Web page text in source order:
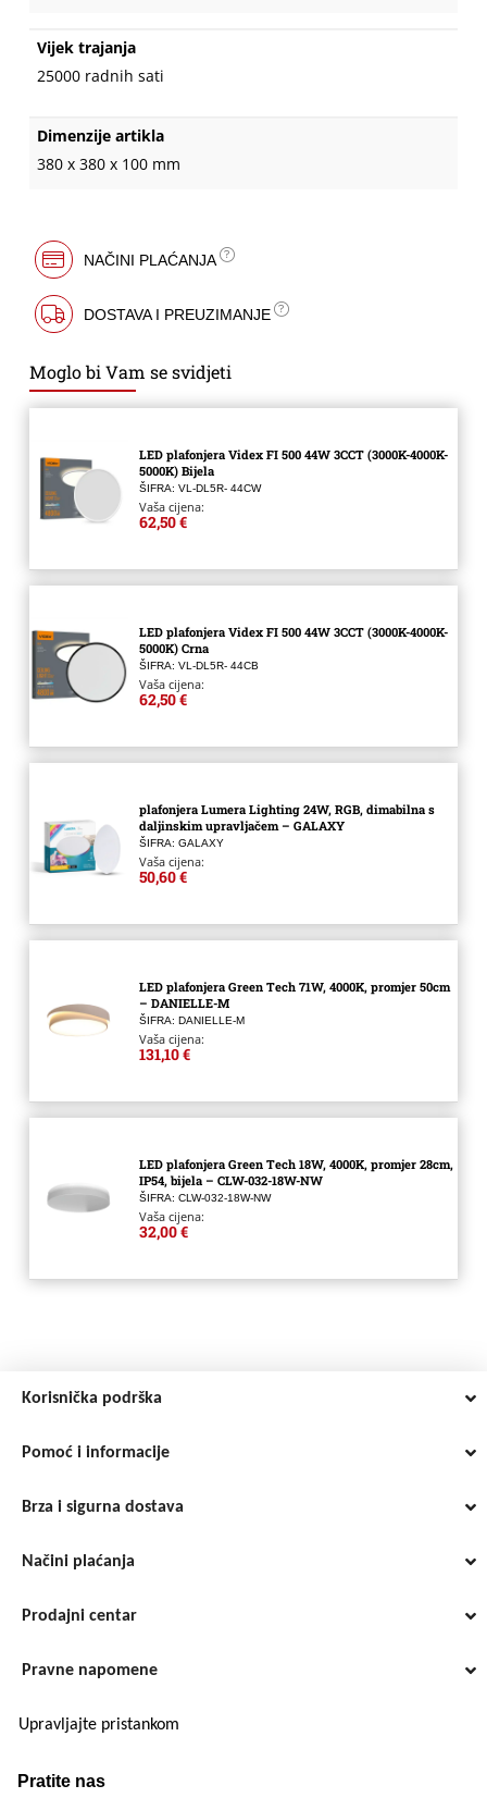
Vijek trajanja
25000 radnih sati
Dimenzije artikla
380 x 380 x 100 mm
NAČINI PLAĆANJA
DOSTAVA I PREUZIMANJE
Moglo bi Vam se svidjeti
LED plafonjera Videx FI 500 44W 3CCT (3000K-4000K-
5000K) Bijela
ŠIFRA: VL-DL5R- 44CW
Vaša cijena:
62,50 €
LED plafonjera Videx FI 500 44W 3CCT (3000K-4000K-
5000K) Crna
ŠIFRA: VL-DL5R- 44CB
Vaša cijena:
62,50 €
plafonjera Lumera Lighting 24W, RGB, dimabilna s
daljinskim upravljačem – GALAXY
ŠIFRA: GALAXY
Vaša cijena:
50,60 €
LED plafonjera Green Tech 71W, 4000K, promjer 50cm
– DANIELLE-M
ŠIFRA: DANIELLE-M
Vaša cijena:
131,10 €
LED plafonjera Green Tech 18W, 4000K, promjer 28cm,
IP54, bijela – CLW-032-18W-NW
ŠIFRA: CLW-032-18W-NW
Vaša cijena:
32,00 €
Korisnička podrška
Pomoć i informacije
Brza i sigurna dostava
Načini plaćanja
Prodajni centar
Pravne napomene
Upravljajte pristankom
Pratite nas